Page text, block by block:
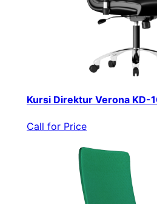
Kursi Direktur Verona KD-
Call for Price